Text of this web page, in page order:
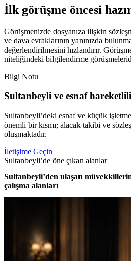
İlk görüşme öncesi
Görüşmenizde dosyanıza ilişkin
ve dava evraklarının yanınızda
değerlendirilmesini hızlandırır.
niteliğindeki bilgilendirme
Bilgi Notu
Sultanbeyli ve esnaf
Sultanbeyli’deki esnaf ve küçük
önemli bir kısmı; alacak takibi ve
oluşmaktadır.
İletişime Geçin
Sultanbeyli’de öne çıkan alanlar
Sultanbeyli’den ulaşan
çalışma alanları